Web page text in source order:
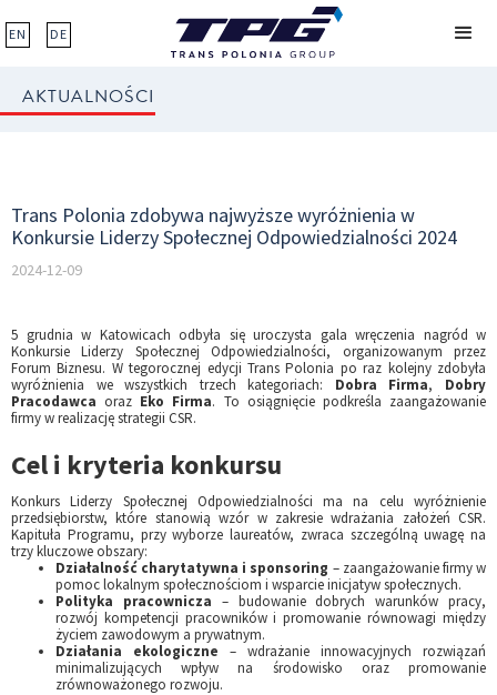
EN DE
AKTUALNOŚCI
Trans Polonia zdobywa najwyższe wyróżnienia w
Konkursie Liderzy Społecznej Odpowiedzialności 2024
2024-12-09
5 grudnia w Katowicach odbyła się uroczysta gala wręczenia nagród w
Konkursie Liderzy Społecznej Odpowiedzialności, organizowanym przez
Forum Biznesu. W tegorocznej edycji Trans Polonia po raz kolejny zdobyła
wyróżnienia we wszystkich trzech kategoriach: Dobra Firma, Dobry
Pracodawca oraz Eko Firma. To osiągnięcie podkreśla zaangażowanie
firmy w realizację strategii CSR.
Cel i kryteria konkursu
Konkurs Liderzy Społecznej Odpowiedzialności ma na celu wyróżnienie
przedsiębiorstw, które stanowią wzór w zakresie wdrażania założeń CSR.
Kapituła Programu, przy wyborze laureatów, zwraca szczególną uwagę na
trzy kluczowe obszary:
Działalność charytatywna i sponsoring – zaangażowanie firmy w
pomoc lokalnym społecznościom i wsparcie inicjatyw społecznych.
Polityka pracownicza – budowanie dobrych warunków pracy,
rozwój kompetencji pracowników i promowanie równowagi między
życiem zawodowym a prywatnym.
Działania ekologiczne – wdrażanie innowacyjnych rozwiązań
minimalizujących wpływ na środowisko oraz promowanie
zrównoważonego rozwoju.